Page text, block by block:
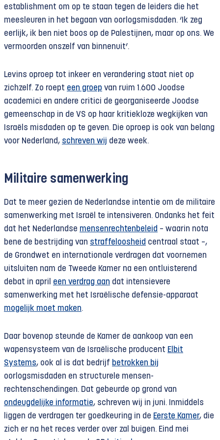
establishment om op te staan tegen de leiders die het
meesleuren in het begaan van oorlogsmisdaden. ‘Ik zeg
eerlijk, ik ben niet boos op de Palestijnen, maar op ons. We
vermoorden onszelf van binnenuit’.
Levins oproep tot inkeer en verandering staat niet op
zichzelf. Zo roept een groep van ruim 1.600 Joodse
academici en andere critici de georganiseerde Joodse
gemeenschap in de VS op haar kritiekloze wegkijken van
Israëls misdaden op te geven. Die oproep is ook van belang
voor Nederland, schreven wij deze week.
Militaire samenwerking
Dat te meer gezien de Nederlandse intentie om de militaire
samenwerking met Israël te intensiveren. Ondanks het feit
dat het Nederlandse mensenrechtenbeleid – waarin nota
bene de bestrijding van straffeloosheid centraal staat –,
de Grondwet en internationale verdragen dat voornemen
uitsluiten nam de Tweede Kamer na een ontluisterend
debat in april een verdrag aan dat intensievere
samenwerking met het Israëlische defensie-apparaat
mogelijk moet maken.
Daar bovenop steunde de Kamer de aankoop van een
wapensysteem van de Israëlische producent Elbit
Systems, ook al is dat bedrijf betrokken bij
oorlogsmisdaden en structurele mensen­
rechtenschendingen. Dat gebeurde op grond van
ondeugdelijke informatie, schreven wij in juni. Inmiddels
liggen de verdragen ter goedkeuring in de Eerste Kamer, die
zich er na het reces verder over zal buigen. Eind mei